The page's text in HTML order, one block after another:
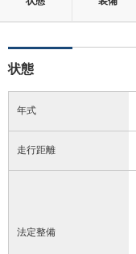
状態
年式
走行距離
法定整備